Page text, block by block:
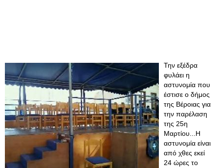
Την εξέδρα
φυλάει η
αστυνομία που
έστισε ο δήμος
της Βέροιας για
την παρέλαση
της 25η
Μαρτίου...Η
αστυνομία είναι
από χθες εκεί
24 ώρες το